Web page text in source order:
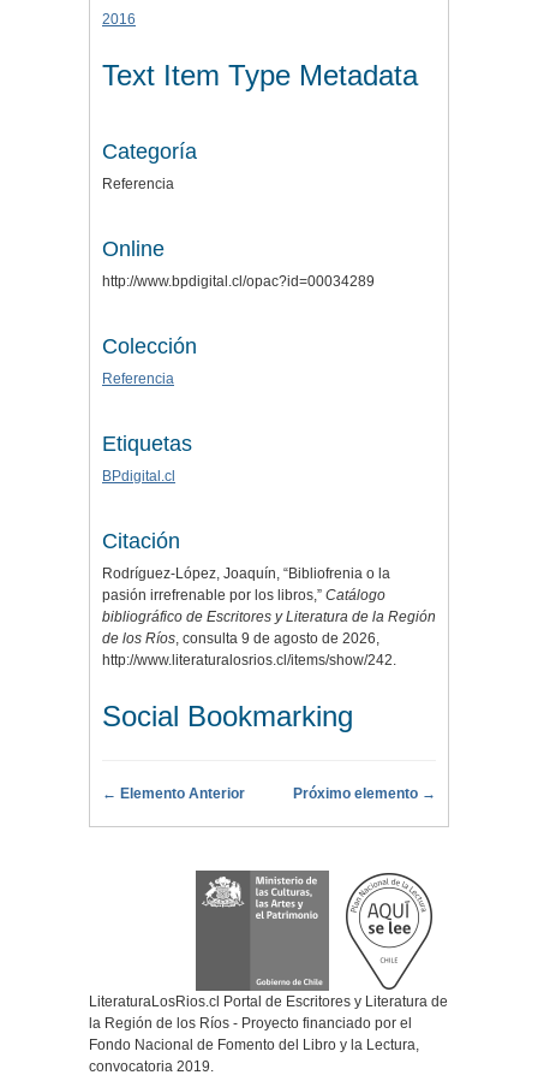
2016
Text Item Type Metadata
Categoría
Referencia
Online
http://www.bpdigital.cl/opac?id=00034289
Colección
Referencia
Etiquetas
BPdigital.cl
Citación
Rodríguez-López, Joaquín, “Bibliofrenia o la
pasión irrefrenable por los libros,” Catálogo
bibliográfico de Escritores y Literatura de la Región
de los Ríos, consulta 9 de agosto de 2026,
http://www.literaturalosrios.cl/items/show/242.
Social Bookmarking
← Elemento Anterior Próximo elemento →
LiteraturaLosRios.cl Portal de Escritores y Literatura de
la Región de los Ríos - Proyecto financiado por el
Fondo Nacional de Fomento del Libro y la Lectura,
convocatoria 2019.